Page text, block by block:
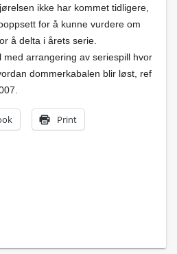
ikke har kommet tidligere,
for å kunne vurdere om
å delta i årets serie.
med arrangering av seriespill hvor
dommerkabalen blir løst, ref
Print